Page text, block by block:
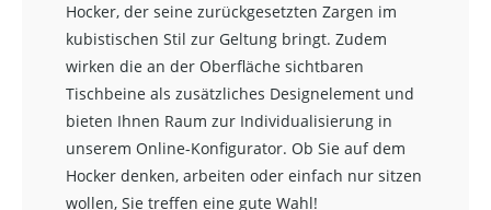
Hocker, der seine zurückgesetzten Zargen im
kubistischen Stil zur Geltung bringt. Zudem
wirken die an der Oberfläche sichtbaren
Tischbeine als zusätzliches Designelement und
bieten Ihnen Raum zur Individualisierung in
unserem Online-Konfigurator. Ob Sie auf dem
Hocker denken, arbeiten oder einfach nur sitzen
wollen, Sie treffen eine gute Wahl!